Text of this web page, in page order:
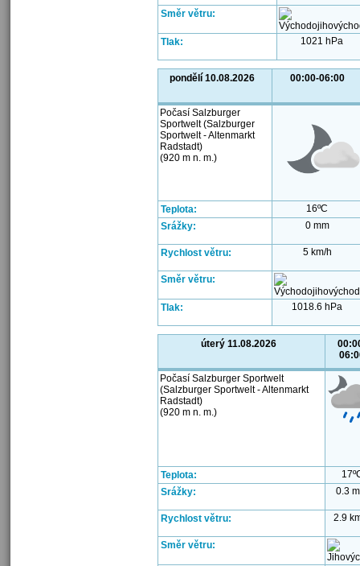
Směr větru:
Tlak: 1021 hPa
pondělí 10.08.2026 00:00-06:00
Počasí Salzburger
Sportwelt (Salzburger
Sportwelt - Altenmarkt
Radstadt)
(920 m n. m.)
Teplota:
16ºC
Srážky:
0 mm
Rychlost větru: 5 km/h
Směr větru:
Tlak: 1018.6 hPa
úterý 11.08.2026
Počasí Salzburger Sportwelt
(Salzburger Sportwelt - Altenmarkt
Radstadt)
(920 m n. m.)
Teplota:
Srážky:
0.3
Rychlost větru: 2.9
Směr větru: